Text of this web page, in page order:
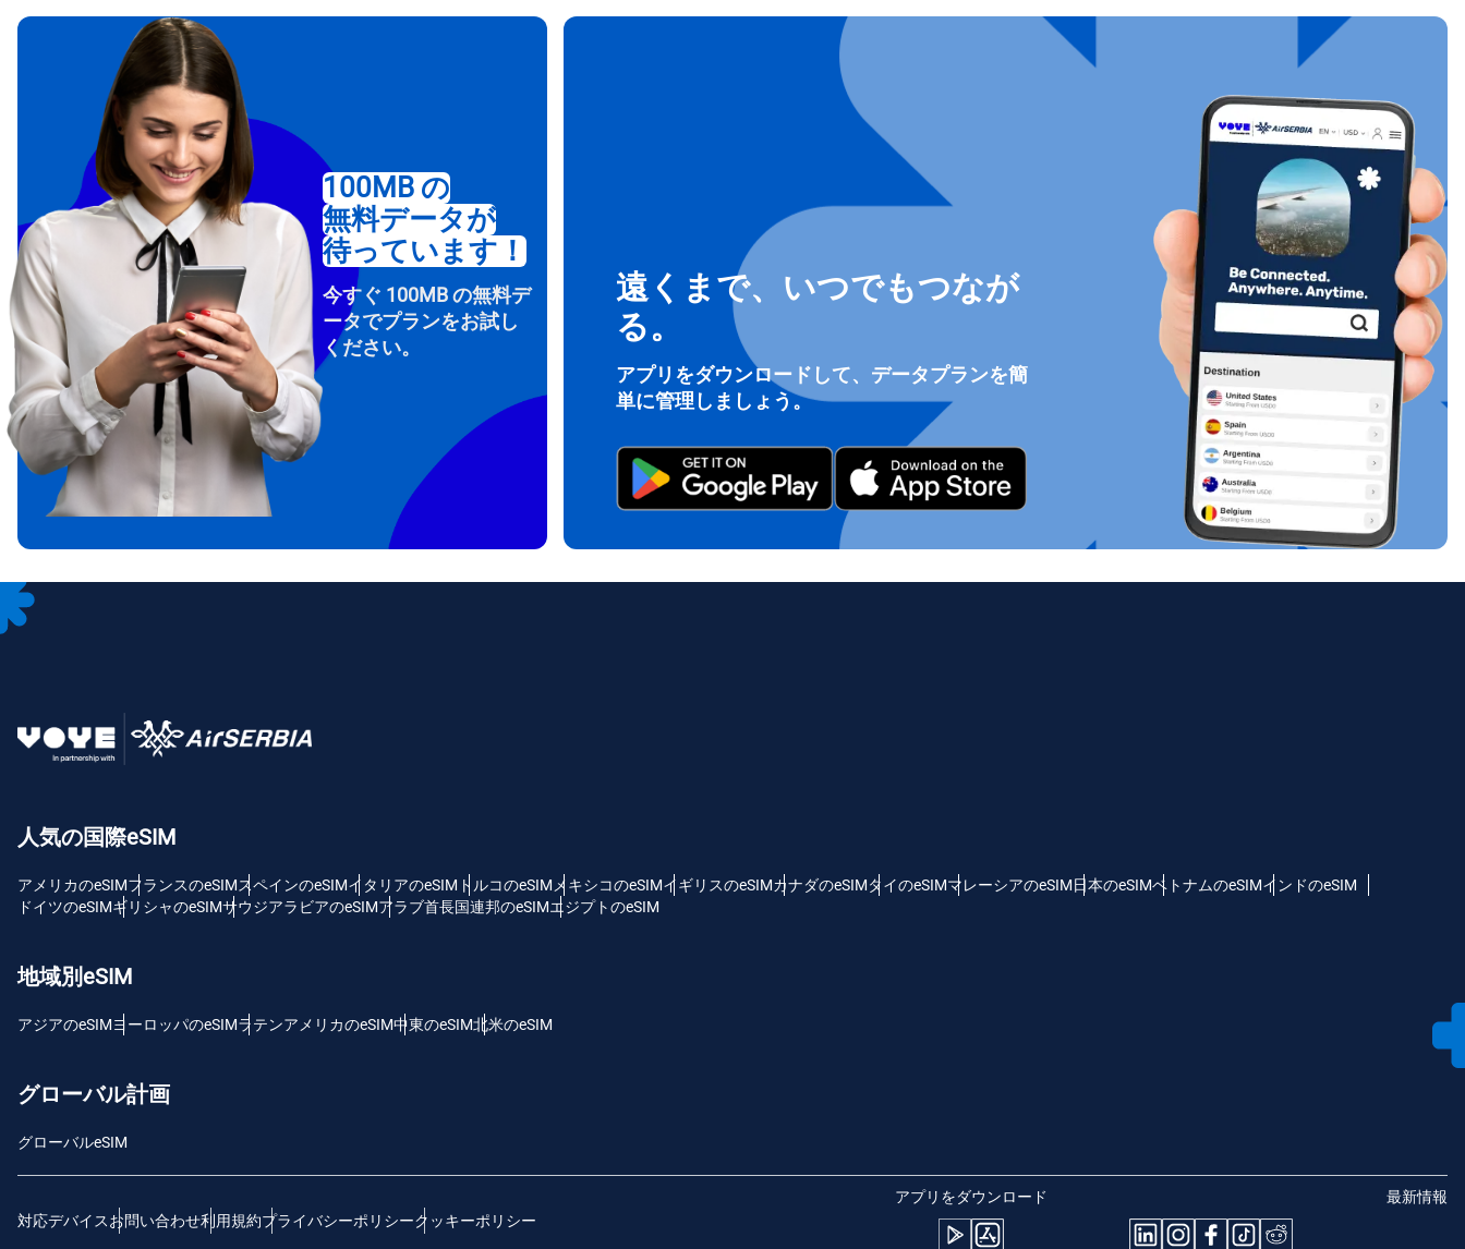
ポップアップを閉じる
How do I get my eSim?
To get your eSIM, start by checking if your device supports eSIM technology.
Then, contact your mobile carrier to request an eSIM activation. They will
provide you with a QR code or activation details that you can scan or enter
in your device settings. Once activated, you can enjoy the benefits of eSIM
without needing a physical SIM card!
100MB の
無料データが
待っています！
今すぐ 100MB の無料デ
ータでプランをお試し
ください。
遠くまで、いつでもつなが
る。
アプリをダウンロードして、データプランを簡
単に管理しましょう。
人気の国際eSIM
アメリカのeSIMフランスのeSIMスペインのeSIMイタリアのeSIM トルコのeSIM メキシコのeSIMイギリスのeSIMカナダのeSIMタイのeSIMマレーシアのeSIM日本のeSIMベトナムのeSIMインドのeSIM
ドイツのeSIMギリシャのeSIMサウジアラビアのeSIMアラブ首長国連邦のeSIMエジプトのeSIM
地域別eSIM
アジアのeSIMヨーロッパのeSIMラテンアメリカのeSIM中東のeSIM北米のeSIM
グローバル計画
グローバルeSIM
対応デバイスお問い合わせ利用規約プライバシーポリシークッキーポリシー
アプリをダウンロード 最新情報
Deutsch
Polski
THB - タイ・バーツ
ログインまたは登録
アカウントにログインするか、数秒でアカウントを作成してください。
メールアドレス